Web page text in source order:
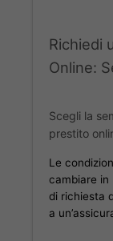
Richiedi
Online:
Scegli la
prestito
Le
cambiare in
di richiesta
a